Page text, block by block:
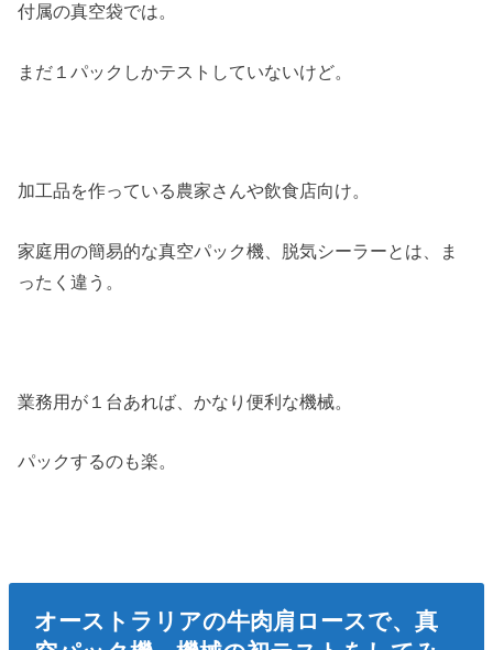
付属の真空袋では。
まだ１パックしかテストしていないけど。
加工品を作っている農家さんや飲食店向け。
家庭用の簡易的な真空パック機、脱気シーラーとは、ま
ったく違う。
業務用が１台あれば、かなり便利な機械。
パックするのも楽。
オーストラリアの牛肉肩ロースで、真